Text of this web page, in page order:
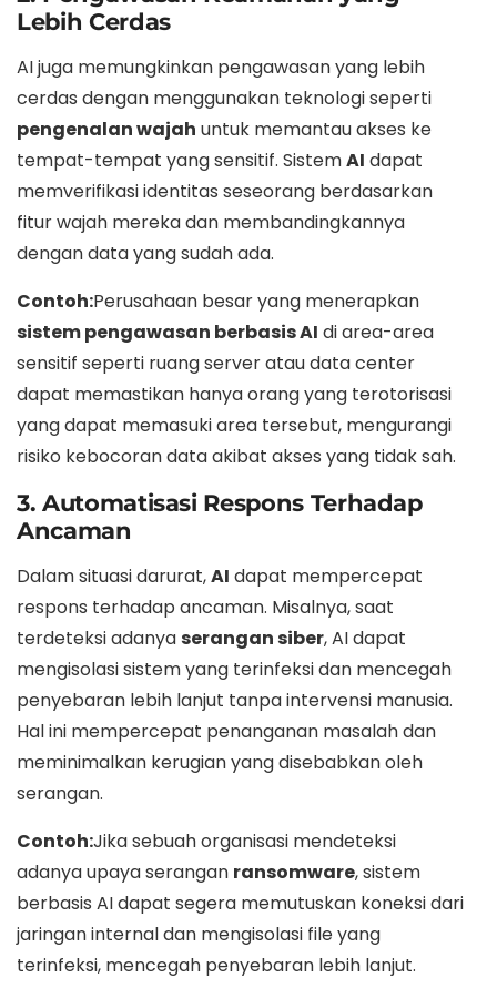
Lebih Cerdas
AI juga memungkinkan pengawasan yang lebih
cerdas dengan menggunakan teknologi seperti
pengenalan wajah untuk memantau akses ke
tempat-tempat yang sensitif. SistemAI dapat
memverifikasi identitas seseorang berdasarkan
fitur wajah mereka dan membandingkannya
dengan data yang sudah ada.
Contoh:Perusahaan besar yang menerapkan
sistem pengawasan berbasis AI di area-area
sensitif seperti ruang server atau data center
dapat memastikan hanya orang yang terotorisasi
yang dapat memasuki area tersebut, mengurangi
risiko kebocoran data akibat akses yang tidak sah.
3. Automatisasi Respons Terhadap
Ancaman
Dalam situasi darurat,AI dapat mempercepat
respons terhadap ancaman. Misalnya, saat
terdeteksi adanyaserangan siber, AI dapat
mengisolasi sistem yang terinfeksi dan mencegah
penyebaran lebih lanjut tanpa intervensi manusia.
Hal ini mempercepat penanganan masalah dan
meminimalkan kerugian yang disebabkan oleh
serangan.
Contoh:Jika sebuah organisasi mendeteksi
adanya upaya serangan ransomware, sistem
berbasis AI dapat segera memutuskan koneksi dari
jaringan internal dan mengisolasi file yang
terinfeksi, mencegah penyebaran lebih lanjut.